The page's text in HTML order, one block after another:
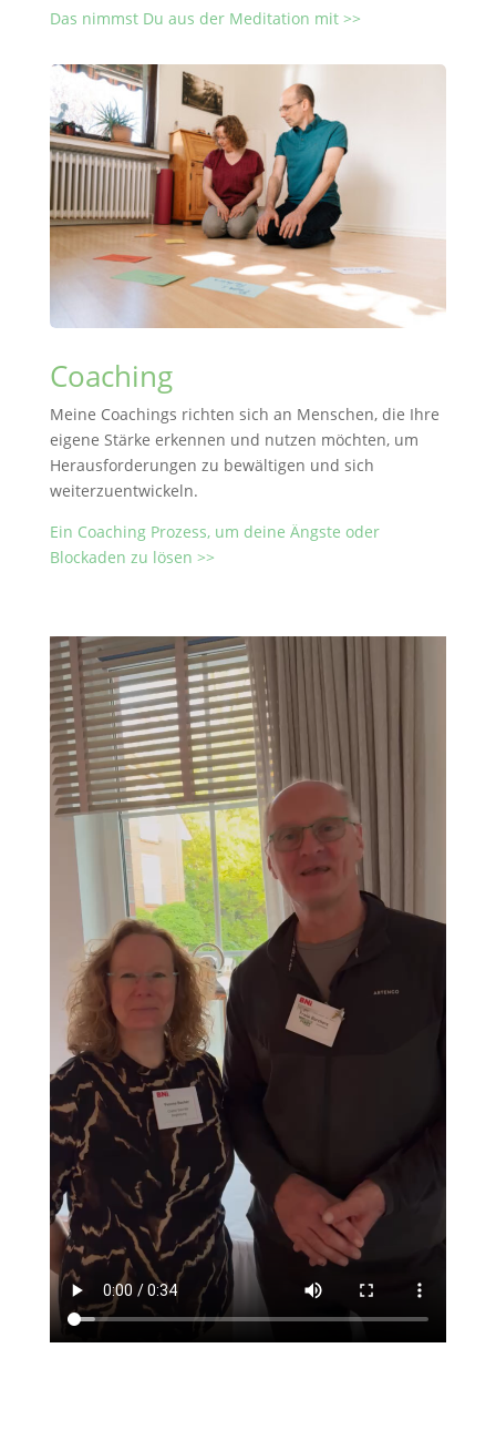
Das nimmst Du aus der Meditation mit >>
Coaching
Meine Coachings richten sich an Menschen, die Ihre
eigene Stärke erkennen und nutzen möchten, um
Herausforderungen zu bewältigen und sich
weiterzuentwickeln.
Ein Coaching Prozess, um deine Ängste oder
Blockaden zu lösen >>